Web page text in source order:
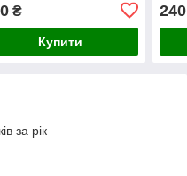
₴
Купити
240
за рік